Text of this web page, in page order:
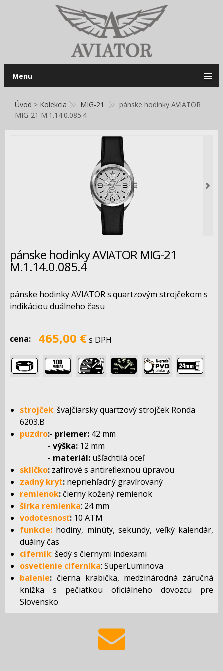
Úvod > Kolekcia MIG-21
pánske hodinky AVIATOR
MIG-21 M.1.14.0.085.4
pánske hodinky AVIATOR MIG-21
M.1.14.0.085.4
pánske hodinky AVIATOR s quartzovým strojčekom s
indikáciou duálneho času
cena: 465,00 €s DPH
strojček: švajčiarsky quartzový strojček Ronda
6203.B
puzdro:- priemer: 42 mm
- výška: 12 mm
- materiál: ušľachtilá oceľ
sklíčko: zafírové s antireflexnou úpravou
zadný kryt: nepriehľadný gravírovaný
remienok: čierny kožený remienok
šírka remienka: 24 mm
vodotesnosť: 10 ATM
funkcie: hodiny, minúty, sekundy, veľký kalendár,
duálny čas
ciferník: šedý s čiernymi indexami
osvetlenie ciferníka: SuperLuminova
balenie: čierna krabička, medzinárodná záručná
knižka s pečiatkou oficiálneho dovozcu pre
Slovensko
Menu